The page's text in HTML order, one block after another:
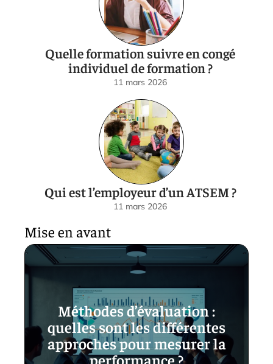
Quelle formation suivre en congé
individuel de formation ?
11 mars 2026
Qui est l’employeur d’un ATSEM ?
11 mars 2026
Mise en avant
Méthodes d’évaluation :
quelles sont les différentes
approches pour mesurer la
performance ?